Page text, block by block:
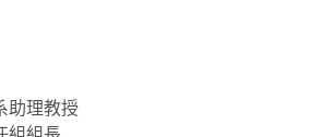
助理教授